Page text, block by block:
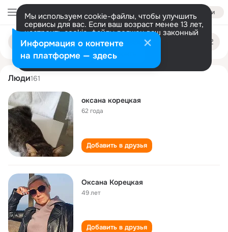
Войти
Мы используем cookie-файлы, чтобы улучшить
сервисы для вас. Если ваш возраст менее 13 лет,
настроить cookie-файлы должен ваш законный
представитель. Больше информации
Разрешить все Настроить
Поиск
людям
oksana koretskaya
Люди161
оксана корецкая
62 года
Добавить в друзья
Оксана Корецкая
49 лет
Добавить в друзья
Информация о контенте
на платформе — здесь